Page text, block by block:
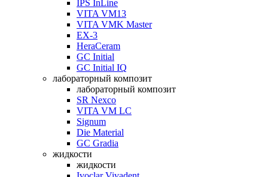
IPS InLine
VITA VM13
VITA VMK Master
EX-3
HeraCeram
GC Initial
GC Initial IQ
лабораторный композит
лабораторный композит
SR Nexco
VITA VM LC
Signum
Die Material
GC Gradia
жидкости
жидкости